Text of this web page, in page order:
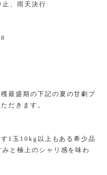
、雨天決行
最盛期の下記の夏の甘劇ブ
だきます。
1玉10kg以上もある希少品
と極上のシャリ感を味わ